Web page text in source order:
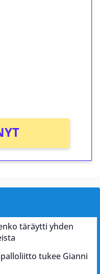
täräytti yhden
tukee Gianni